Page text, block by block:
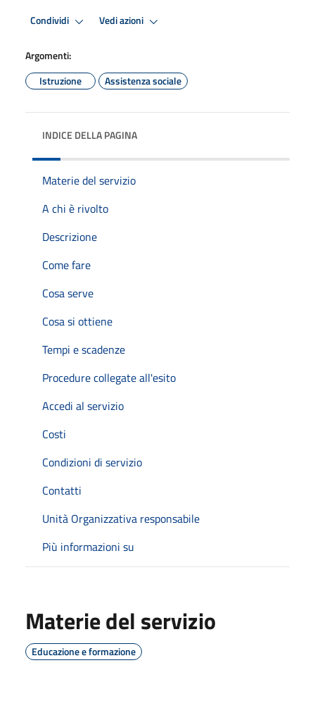
Condividi Vedi azioni
Argomenti:
Istruzione
Assistenza sociale
INDICE DELLA PAGINA
Materie del servizio
A chi è rivolto
Descrizione
Come fare
Cosa serve
Cosa si ottiene
Tempi e scadenze
Procedure collegate all'esito
Accedi al servizio
Costi
Condizioni di servizio
Contatti
Unità Organizzativa responsabile
Più informazioni su
Materie del servizio
Educazione e formazione